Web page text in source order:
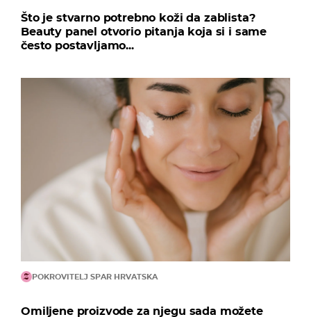
Što je stvarno potrebno koži da zablista?
Beauty panel otvorio pitanja koja si i same
često postavljamo...
POKROVITELJ SPAR HRVATSKA
Omiljene proizvode za njegu sada možete